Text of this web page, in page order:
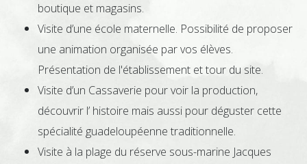
boutique et magasins.
Visite d’une école maternelle. Possibilité de proposer
une animation organisée par vos élèves.
Présentation de l'établissement et tour du site.
Visite d’un Cassaverie pour voir la production,
découvrir l’ histoire mais aussi pour déguster cette
spécialité guadeloupéenne traditionnelle.
Visite à la plage du réserve sous-marine Jacques